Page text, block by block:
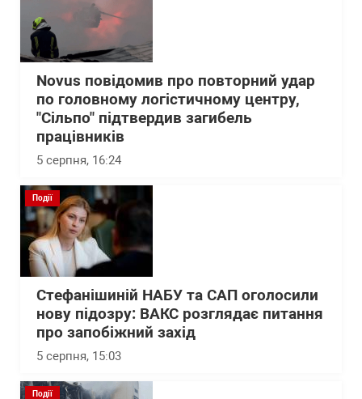
Novus повідомив про повторний удар
по головному логістичному центру,
"Сільпо" підтвердив загибель
працівників
5 серпня, 16:24
Події
Стефанішиній НАБУ та САП оголосили
нову підозру: ВАКС розглядає питання
про запобіжний захід
5 серпня, 15:03
Події